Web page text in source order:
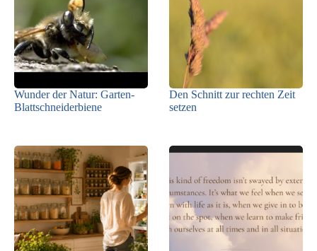
Wunder der Natur: Garten-
Blattschneiderbiene
Den Schnitt zur rechten Zeit
setzen